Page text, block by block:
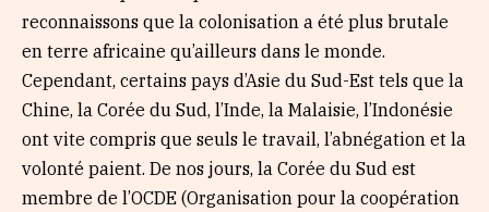
reconnaissons que la colonisation a été plus brutale
en terre africaine qu’ailleurs dans le monde.
Cependant, certains pays d’Asie du Sud-Est tels que la
Chine, la Corée du Sud, l’Inde, la Malaisie, l’Indonésie
ont vite compris que seuls le travail, l’abnégation et la
volonté paient. De nos jours, la Corée du Sud est
membre de l’OCDE (Organisation pour la coopération